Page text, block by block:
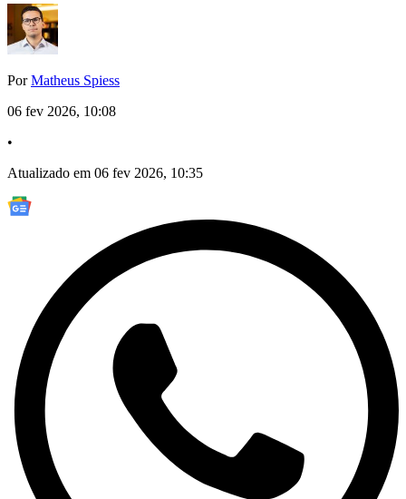
PorMatheus Spiess
06 fev 2026, 10:08
•
Atualizado em 06 fev 2026, 10:35